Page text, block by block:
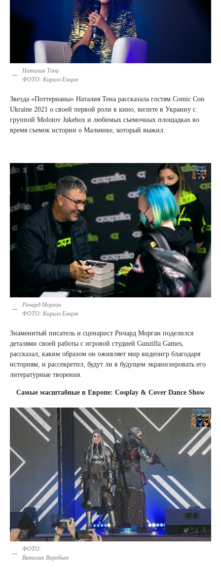
Наталия Тена
ФОТО: Кирилл Емцов
Звезда «Поттерианы» Наталия Тена рассказала гостям Comic Con
Ukraine 2021 о своей первой роли в кино, визите в Украину с
группой Molotov Jukebox и любимых съемочных площадках во
время съемок истории о Мальчике, который выжил.
Ричард Морган
ФОТО: Кирилл Емцов
Знаменитый писатель и сценарист Ричард Морган поделился
деталями своей работы с игровой студией Gunzilla Games,
рассказал, каким образом он оживляет мир видеоигр благодаря
историям, и рассекретил, будут ли в будущем экранизировать его
литературные творения.
Самые масштабные в Европе: Cosplay & Cover Dance Show
ФОТО:
Виталик Воробьев